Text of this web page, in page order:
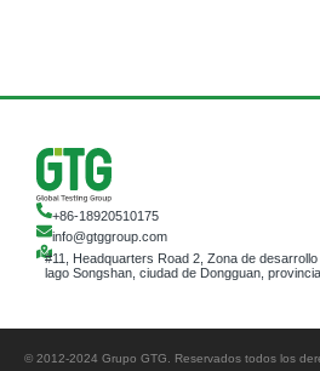
+86-18920510175
info@gtggroup.com
#11, Headquarters Road 2, Zona de
lago Songshan, ciudad de Dongguan,
© 2012-2024 Grupo GTG. Reservados todos los